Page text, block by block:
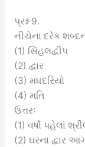
પ્રશ્ન 9.
નીચેના દરેક
(1) સિંહલદ્વીપ
(2) દ્વાર
(3) મધદરિયો
(4) મતિ
ઉત્તરઃ
(1) વર્ષો પહેલાં
(2) ઘરના દ્વાર